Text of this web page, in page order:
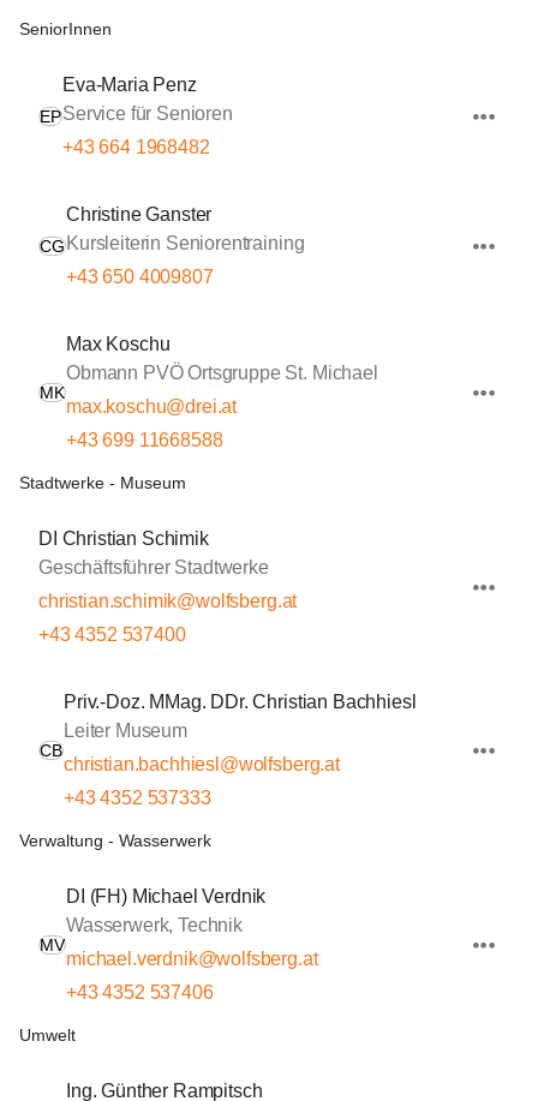
SeniorInnen
EP
Eva-Maria Penz
Service für Senioren
+43 664 1968482
CG
Christine Ganster
Kursleiterin Seniorentraining
+43 650 4009807
MK
Max Koschu
Obmann PVÖ Ortsgruppe St. Michael
max.koschu@drei.at
+43 699 11668588
Stadtwerke - Museum
DI Christian Schimik
Geschäftsführer Stadtwerke
christian.schimik@wolfsberg.at
+43 4352 537400
CB
Priv.-Doz. MMag. DDr. Christian Bachhiesl
Leiter Museum
christian.bachhiesl@wolfsberg.at
+43 4352 537333
Verwaltung - Wasserwerk
MV
DI (FH) Michael Verdnik
Wasserwerk, Technik
michael.verdnik@wolfsberg.at
+43 4352 537406
Umwelt
Ing. Günther Rampitsch